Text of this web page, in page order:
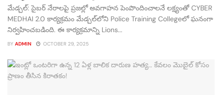
మేడ్చల్: సైబర్ నేరాలపై ప్రజల్లో అవగాహన పెంపొందించాలనే లక్ష్యంతో CYBER
MEDHAI 2.0 కార్యక్రమం మేడ్చల్‌లోని Police Training Collegeలో ఘనంగా
నిర్వహించబడింది. ఈ కార్యక్రమాన్ని Lions...
BY ADMIN OCTOBER 29, 2025